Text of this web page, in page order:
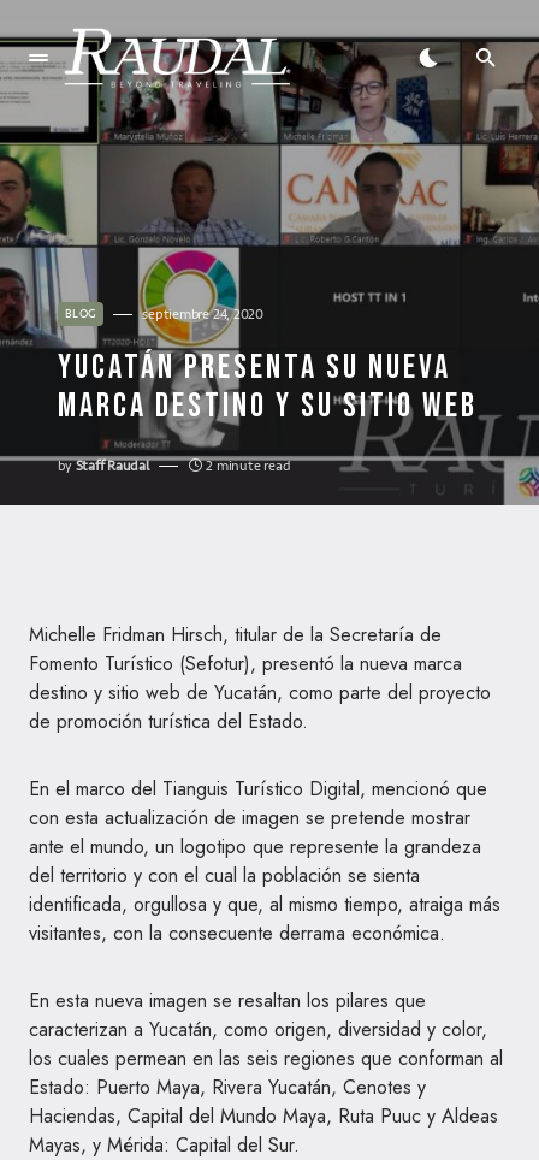
BLOG septiembre 24, 2020
YUCATÁN PRESENTA SU NUEVA
MARCA DESTINO Y SU SITIO WEB
byStaff Raudal 2 minute read
Michelle Fridman Hirsch, titular de la Secretaría de
Fomento Turístico (Sefotur), presentó la nueva marca
destino y sitio web de Yucatán, como parte del proyecto
de promoción turística del Estado.
En el marco del Tianguis Turístico Digital, mencionó que
con esta actualización de imagen se pretende mostrar
ante el mundo, un logotipo que represente la grandeza
del territorio y con el cual la población se sienta
identificada, orgullosa y que, al mismo tiempo, atraiga más
visitantes, con la consecuente derrama económica.
En esta nueva imagen se resaltan los pilares que
caracterizan a Yucatán, como origen, diversidad y color,
los cuales permean en las seis regiones que conforman al
Estado: Puerto Maya, Rivera Yucatán, Cenotes y
Haciendas, Capital del Mundo Maya, Ruta Puuc y Aldeas
Mayas, y Mérida: Capital del Sur.